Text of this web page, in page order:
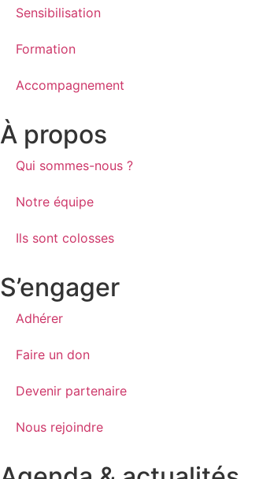
Sensibilisation
Formation
Accompagnement
À propos
Qui sommes-nous ?
Notre équipe
Ils sont colosses
S’engager
Adhérer
Faire un don
Devenir partenaire
Nous rejoindre